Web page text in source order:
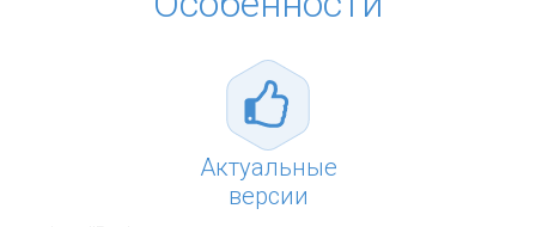
Актуальные
версии